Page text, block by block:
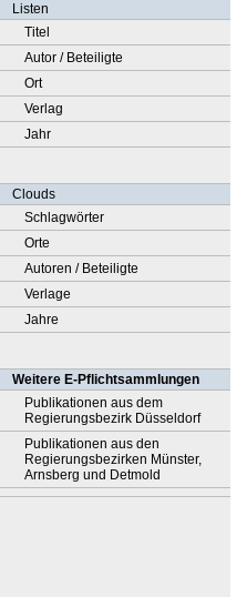
Listen
Titel
Autor / Beteiligte
Ort
Verlag
Jahr
Clouds
Schlagwörter
Orte
Autoren / Beteiligte
Verlage
Jahre
Weitere E-Pflichtsammlungen
Publikationen aus dem
Regierungsbezirk Düsseldorf
Publikationen aus den
Regierungsbezirken Münster,
Arnsberg und Detmold